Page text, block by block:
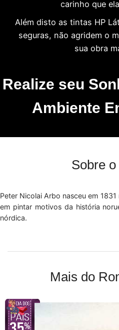
carinho que
Além disto as tintas HP
seguras, não agridem o
sua obra
Realize seu
Ambiente
Sobre
Peter Nicolai Arbo nasceu em
em pintar motivos da história
nórdica.
Mais do